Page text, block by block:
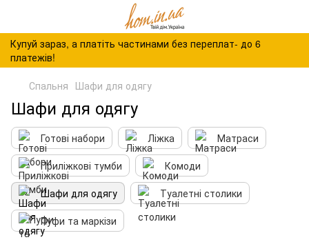
Купуй зараз, а платіть частинами без переплат- до 6
платежів!
Спальня Шафи для одягу
Шафи для одягу
Готові набори Ліжка
Матраси
Приліжкові тумби
Комоди
Шафи для одягу
Туалетні столики
Пуфи та маркізи